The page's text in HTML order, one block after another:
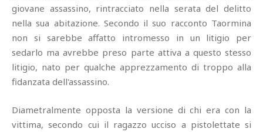
giovane assassino, rintracciato nella serata del delitto
nella sua abitazione. Secondo il suo racconto Taormina
non si sarebbe affatto intromesso in un litigio per
sedarlo ma avrebbe preso parte attiva a questo stesso
litigio, nato per qualche apprezzamento di troppo alla
fidanzata dell'assassino.
Diametralmente opposta la versione di chi era con la
vittima, secondo cui il ragazzo ucciso a pistolettate si